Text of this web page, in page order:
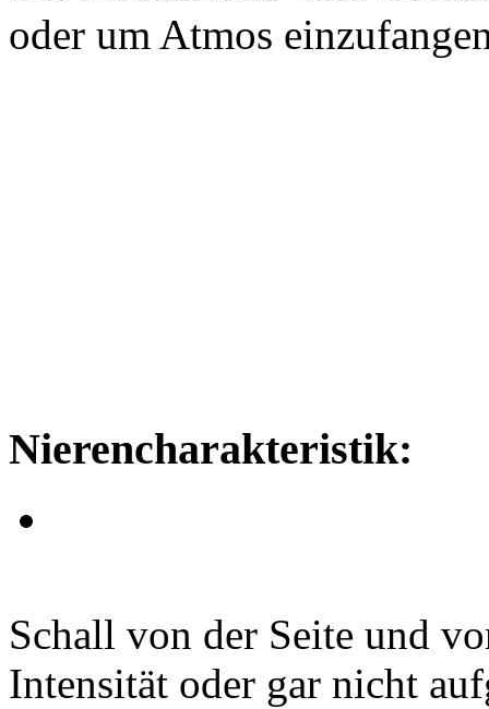
oder um Atmos
Nierencharakteristik:
Schall von der Seite und
Intensität oder gar nicht